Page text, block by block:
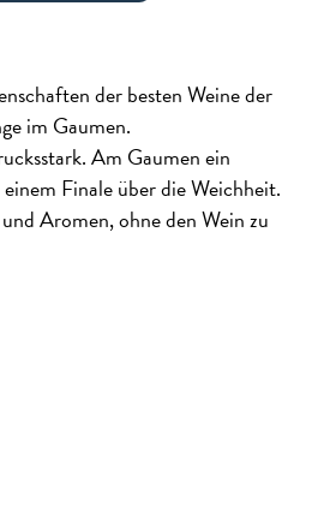
der besten Weine der
im Gaumen.
Am Gaumen ein
Finale über die Weichheit.
Aromen, ohne den Wein zu